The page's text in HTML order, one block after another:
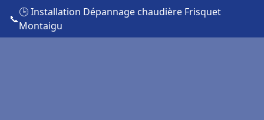
📞
🕒 Installation Dépannage chaudière Frisquet
Montaigu